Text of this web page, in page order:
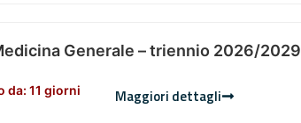
Generale – triennio 2026/2029
da: 11 giorni Maggiori dettagli